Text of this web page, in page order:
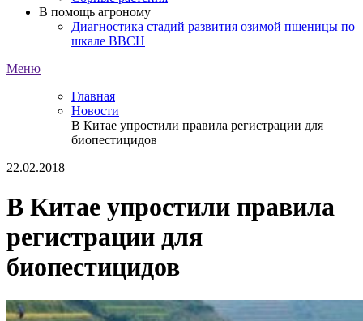
В помощь агроному
Диагностика стадий развития озимой пшеницы по
шкале ВВСН
Меню
Главная
Новости
В Китае упростили правила регистрации для
биопестицидов
22.02.2018
В Китае упростили правила
регистрации для
биопестицидов